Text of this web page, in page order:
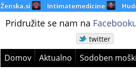
Ženska.si Intimatemedicine
Pridružite se nam na
twitter
Domov Aktualno Sodoben moški